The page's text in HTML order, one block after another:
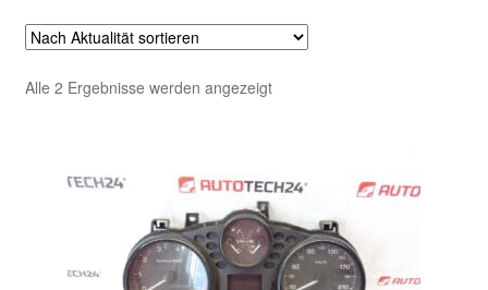
Alle 2 Ergebnisse werden angezeigtNach